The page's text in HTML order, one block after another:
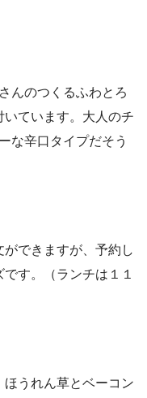
んのつくるふわとろ
ています。大人のチ
な辛口タイプだそう
できますが、予約し
す。（ランチは１１
うれん草とベーコン